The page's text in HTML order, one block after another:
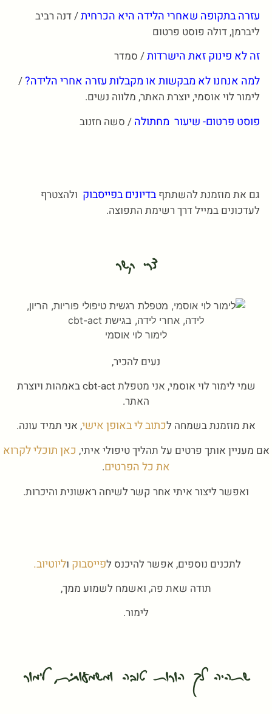
עזרה בתקופה שאחרי הלידה היא הכרחית/ דנה רביב
ליברמן, דולה פוסט פרטום
זה לא פינוק זאת הישרדות/ סמדר
למה אנחנו לא מבקשות או מקבלות עזרה אחרי הלידה?/
לימור לוי אוסמי, יוצרת האתר, מלווה נשים.
פוסט פרטום- שיעור מחתולה / סשה חזנוב
גם את מוזמנת להשתתף בדיונים בפייסבוק ולהצטרף
לעדכונים במייל דרך רשימת התפוצה.
צרי קשר
לימור לוי אוסמי
נעים להכיר,
שמי לימור לוי אוסמי, אני מטפלת cbt-act באמהות ויוצרת
האתר.
את מוזמנת בשמחה לכתוב לי באופן אישי, אני תמיד עונה.
אם מעניין אותך פרטים על תהליך טיפולי איתי, כאן תוכלי לקרוא
את כל הפרטים.
ואפשר ליצור איתי אחר קשר לשיחה ראשונית והיכרות.
לתכנים נוספים, אפשר להיכנס לפייסבוק וליוטיוב.
תודה שאת פה, ואשמח לשמוע ממך,
לימור.
שתהיה לך הורות טובה ומשמעותית, לימור